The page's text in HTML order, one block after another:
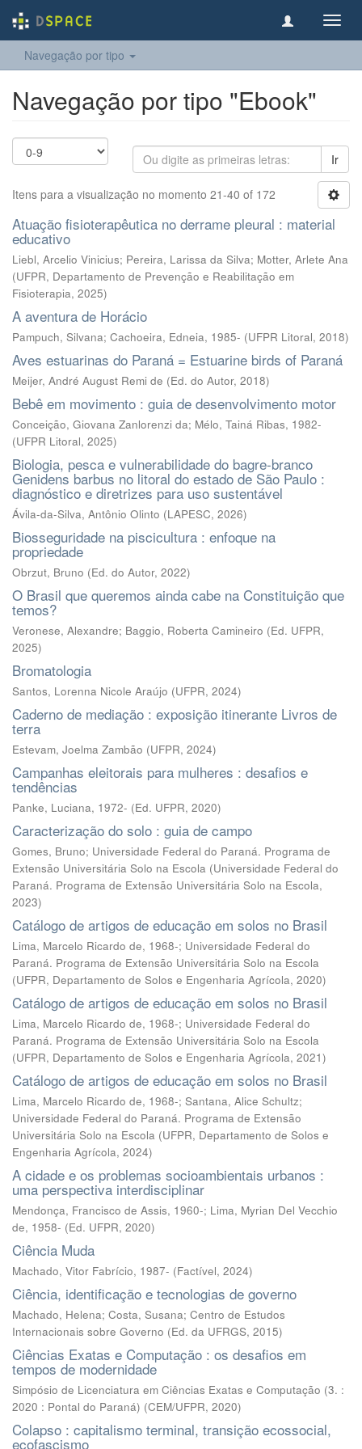
Navegação por tipo
Navegação por tipo "Ebook"
Ir
Itens para a visualização no momento 21-40 of 172
Atuação fisioterapêutica no derrame pleural : material
educativo
Liebl, Arcelio Vinicius; Pereira, Larissa da Silva; Motter, Arlete Ana
(UFPR, Departamento de Prevenção e Reabilitação em
Fisioterapia, 2025)
A aventura de Horácio
Pampuch, Silvana; Cachoeira, Edneia, 1985- (UFPR Litoral, 2018)
Aves estuarinas do Paraná = Estuarine birds of Paraná
Meijer, André August Remi de (Ed. do Autor, 2018)
Bebê em movimento : guia de desenvolvimento motor
Conceição, Giovana Zanlorenzi da; Mélo, Tainá Ribas, 1982-
(UFPR Litoral, 2025)
Biologia, pesca e vulnerabilidade do bagre-branco
Genidens barbus no litoral do estado de São Paulo :
diagnóstico e diretrizes para uso sustentável
Ávila-da-Silva, Antônio Olinto (LAPESC, 2026)
Biosseguridade na piscicultura : enfoque na
propriedade
Obrzut, Bruno (Ed. do Autor, 2022)
O Brasil que queremos ainda cabe na Constituição que
temos?
Veronese, Alexandre; Baggio, Roberta Camineiro (Ed. UFPR,
2025)
Bromatologia
Santos, Lorenna Nicole Araújo (UFPR, 2024)
Caderno de mediação : exposição itinerante Livros de
terra
Estevam, Joelma Zambão (UFPR, 2024)
Campanhas eleitorais para mulheres : desafios e
tendências
Panke, Luciana, 1972- (Ed. UFPR, 2020)
Caracterização do solo : guia de campo
Gomes, Bruno; Universidade Federal do Paraná. Programa de
Extensão Universitária Solo na Escola (Universidade Federal do
Paraná. Programa de Extensão Universitária Solo na Escola,
2023)
Catálogo de artigos de educação em solos no Brasil
Lima, Marcelo Ricardo de, 1968-; Universidade Federal do
Paraná. Programa de Extensão Universitária Solo na Escola
(UFPR, Departamento de Solos e Engenharia Agrícola, 2020)
Catálogo de artigos de educação em solos no Brasil
Lima, Marcelo Ricardo de, 1968-; Universidade Federal do
Paraná. Programa de Extensão Universitária Solo na Escola
(UFPR, Departamento de Solos e Engenharia Agrícola, 2021)
Catálogo de artigos de educação em solos no Brasil
Lima, Marcelo Ricardo de, 1968-; Santana, Alice Schultz;
Universidade Federal do Paraná. Programa de Extensão
Universitária Solo na Escola (UFPR, Departamento de Solos e
Engenharia Agrícola, 2024)
A cidade e os problemas socioambientais urbanos :
uma perspectiva interdisciplinar
Mendonça, Francisco de Assis, 1960-; Lima, Myrian Del Vecchio
de, 1958- (Ed. UFPR, 2020)
Ciência Muda
Machado, Vitor Fabrício, 1987- (Factível, 2024)
Ciência, identificação e tecnologias de governo
Machado, Helena; Costa, Susana; Centro de Estudos
Internacionais sobre Governo (Ed. da UFRGS, 2015)
Ciências Exatas e Computação : os desafios em
tempos de modernidade
Simpósio de Licenciatura em Ciências Exatas e Computação (3. :
2020 : Pontal do Paraná) (CEM/UFPR, 2020)
Colapso : capitalismo terminal, transição ecossocial,
ecofascismo